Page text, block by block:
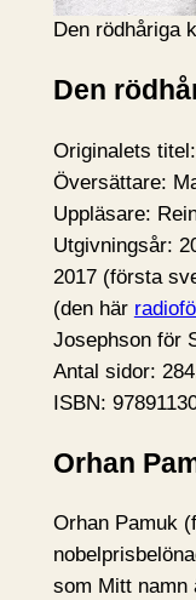
Den rödhåriga
Den
Originalets
Översättare:
Uppläsare:
Utgivningsår:
2017 (första
(den här
Josephson för
Antal sidor:
ISBN:
Orhan
Orhan Pamuk
som Mitt namn